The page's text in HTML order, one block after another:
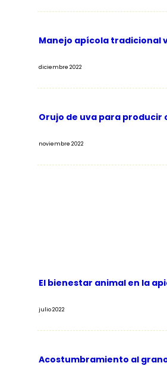
Manejo apícola tradicional
diciembre 2022
Orujo de uva para producir
noviembre 2022
El bienestar animal en la
julio 2022
Acostumbramiento al